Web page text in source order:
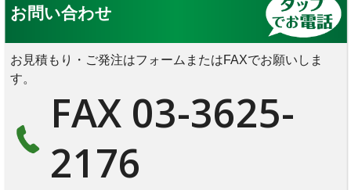
お問い合わせ
お見積もり・ご発注はフォームまたはFAXでお願いしま
す。
FAX 03-3625-
2176